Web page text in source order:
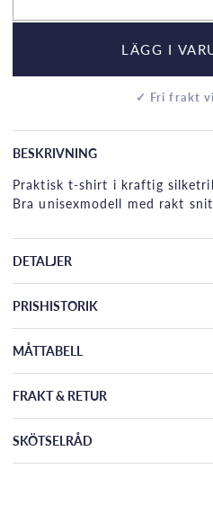
LÄGG I
✓ Fri frakt
BESKRIVNING
Praktisk t-shirt i kraftig
Bra unisexmodell med rakt
DETALJER
PRISHISTORIK
MÅTTABELL
FRAKT & RETUR
SKÖTSELRÅD